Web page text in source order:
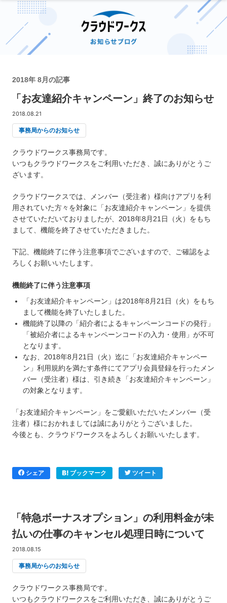
2018年 8月の記事
「お友達紹介キャンペーン」終了のお知らせ
2018.08.21
事務局からのお知らせ
クラウドワークス事務局です。
いつもクラウドワークスをご利用いただき、誠にありがとうご
ざいます。
クラウドワークスでは、メンバー（受注者）様向けアプリを利
用されていた方々を対象に「お友達紹介キャンペーン」を提供
させていただいておりましたが、2018年8月21日（火）をもち
まして、機能を終了させていただきました。
下記、機能終了に伴う注意事項でございますので、ご確認をよ
ろしくお願いいたします。
機能終了に伴う注意事項
「お友達紹介キャンペーン」は2018年8月21日（火）をもち
まして機能を終了いたしました。
機能終了以降の「紹介者によるキャンペーンコードの発行」
「被紹介者によるキャンペーンコードの入力・使用」が不可
となります。
なお、2018年8月21日（火）迄に「お友達紹介キャンペー
ン」利用規約を満たす条件にてアプリ会員登録を行ったメン
バー（受注者）様は、引き続き「お友達紹介キャンペーン」
の対象となります。
「お友達紹介キャンペーン」をご愛顧いただいたメンバー（受
注者）様におかれましては誠にありがとうございました。
今後とも、クラウドワークスをよろしくお願いいたします。
シェア ブックマーク ツイート
「特急ボーナスオプション」の利用料金が未
払いの仕事のキャンセル処理日時について
2018.08.15
事務局からのお知らせ
クラウドワークス事務局です。
いつもクラウドワークスをご利用いただき、誠にありがとうご